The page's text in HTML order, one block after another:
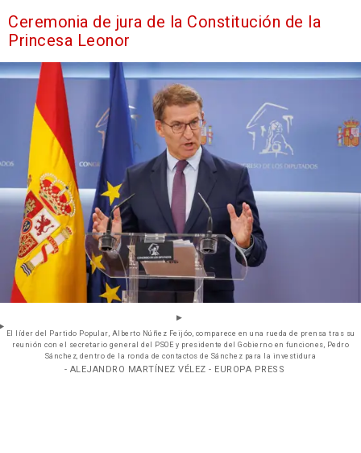
Ceremonia de jura de la Constitución de la
Princesa Leonor
El líder del Partido Popular, Alberto Núñez Feijóo, comparece en una rueda de prensa tras su
reunión con el secretario general del PSOE y presidente del Gobierno en funciones, Pedro
Sánchez, dentro de la ronda de contactos de Sánchez para la investidura
- ALEJANDRO MARTÍNEZ VÉLEZ - EUROPA PRESS